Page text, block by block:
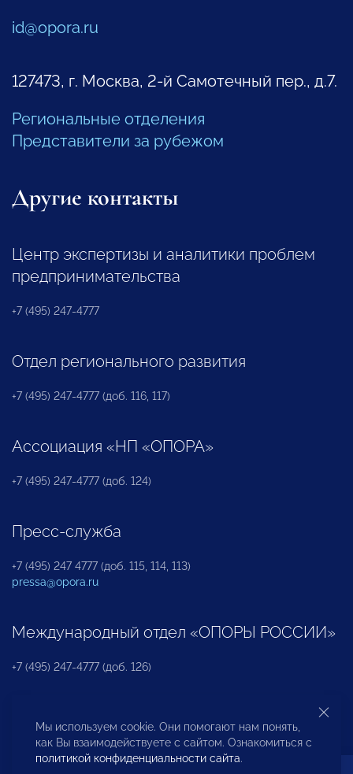
id@opora.ru
127473, г. Москва, 2-й Самотечный пер., д.7.
Региональные отделения
Представители за рубежом
Другие контакты
Центр экспертизы и аналитики проблем
предпринимательства
+7 (495) 247-4777
Отдел регионального развития
+7 (495) 247-4777 (доб. 116, 117)
Ассоциация «НП «ОПОРА»
+7 (495) 247-4777 (доб. 124)
Пресс-служба
+7 (495) 247 4777 (доб. 115, 114, 113)
pressa@opora.ru
Международный отдел «ОПОРЫ РОССИИ»
+7 (495) 247-4777 (доб. 126)
Бюро по защите прав предпринимателей и
инвесторов
Мы используем cookie. Они помогают нам понять,
как Вы взаимодействуете с сайтом. Ознакомиться с
политикой конфиденциальности сайта.